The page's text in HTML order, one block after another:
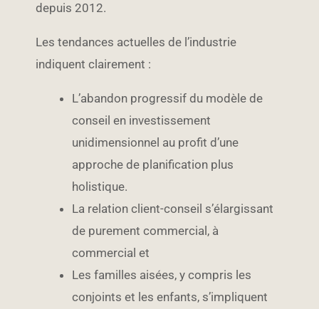
depuis 2012.
Les tendances actuelles de l’industrie
indiquent clairement :
L’abandon progressif du modèle de
conseil en investissement
unidimensionnel au profit d’une
approche de planification plus
holistique.
La relation client-conseil s’élargissant
de purement commercial, à
commercial et
Les familles aisées, y compris les
conjoints et les enfants, s’impliquent